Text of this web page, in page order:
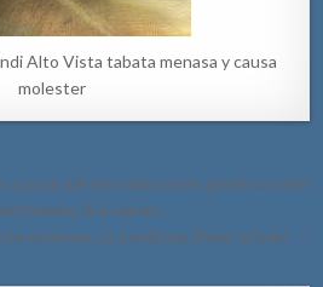
Alto Vista tabata menasa y causa
molester
a pasa dal otro auto pone perde control
memey di e vianan.
na esunnan cu a yuda pa Shely ta bek! →